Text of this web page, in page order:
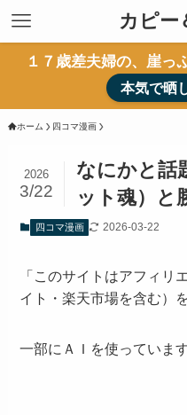
カピー
１７歳差夫婦の、崖っ
本気で晒
ホーム 四コマ漫画
なにかと話
ット魂）と
2026
3/22
四コマ漫画 2026-03-22
「このサイトはアフィリ
イト・楽天市場を含む）
一部にＡＩを使っていま